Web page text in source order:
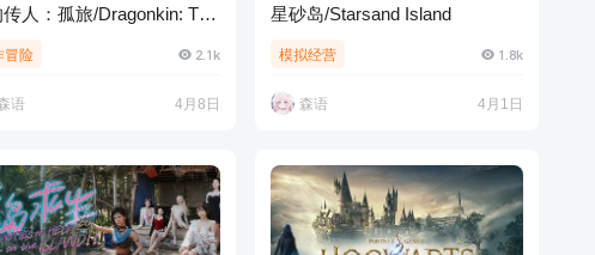
人：孤旅/Dragonkin: The
冒险 2.1k
语 4月8日
星砂岛/Starsand Island
模拟经营 1.8k
森语 4月1日